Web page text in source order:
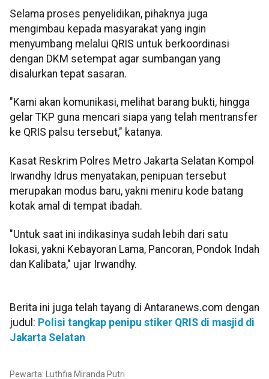
Selama proses penyelidikan, pihaknya juga
mengimbau kepada masyarakat yang ingin
menyumbang melalui QRIS untuk berkoordinasi
dengan DKM setempat agar sumbangan yang
disalurkan tepat sasaran.
"Kami akan komunikasi, melihat barang bukti, hingga
gelar TKP guna mencari siapa yang telah mentransfer
ke QRIS palsu tersebut," katanya.
Kasat Reskrim Polres Metro Jakarta Selatan Kompol
Irwandhy Idrus menyatakan, penipuan tersebut
merupakan modus baru, yakni meniru kode batang
kotak amal di tempat ibadah.
"Untuk saat ini indikasinya sudah lebih dari satu
lokasi, yakni Kebayoran Lama, Pancoran, Pondok Indah
dan Kalibata," ujar Irwandhy.
Berita ini juga telah tayang di Antaranews.com dengan
judul: Polisi tangkap penipu stiker QRIS di masjid di
Jakarta Selatan
Pewarta: Luthfia Miranda Putri